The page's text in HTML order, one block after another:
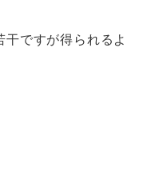
ですが得られるよ